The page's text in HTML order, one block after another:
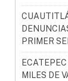
PRIMER
MILES DE